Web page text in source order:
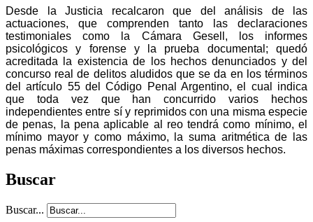
Desde la Justicia recalcaron que del análisis de las
actuaciones, que comprenden tanto las declaraciones
testimoniales como la Cámara Gesell, los informes
psicológicos y forense y la prueba documental; quedó
acreditada la existencia de los hechos denunciados y del
concurso real de delitos aludidos que se da en los términos
del artículo 55 del Código Penal Argentino, el cual indica
que toda vez que han concurrido varios hechos
independientes entre sí y reprimidos con una misma especie
de penas, la pena aplicable al reo tendrá como mínimo, el
mínimo mayor y como máximo, la suma aritmética de las
penas máximas correspondientes a los diversos hechos.
Buscar
Buscar...